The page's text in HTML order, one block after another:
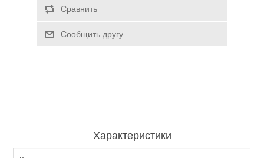
Сравнить
Сообщить другу
Характеристики